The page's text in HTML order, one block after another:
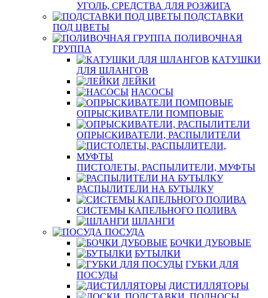
УГОЛЬ, СРЕДСТВА ДЛЯ РОЗЖИГА
ПОДСТАВКИ
ПОД ЦВЕТЫ
ПОЛИВОЧНАЯ
ГРУППА
КАТУШКИ
ДЛЯ ШЛАНГОВ
ЛЕЙКИ
НАСОСЫ
ОПРЫСКИВАТЕЛИ ПОМПОВЫЕ
ОПРЫСКИВАТЕЛИ, РАСПЫЛИТЕЛИ
ПИСТОЛЕТЫ, РАСПЫЛИТЕЛИ, МУФТЫ
РАСПЫЛИТЕЛИ НА БУТЫЛКУ
СИСТЕМЫ КАПЕЛЬНОГО ПОЛИВА
ШЛАНГИ
ПОСУДА
БОЧКИ ДУБОВЫЕ
БУТЫЛКИ
ГУБКИ ДЛЯ
ПОСУДЫ
ДИСТИЛЛЯТОРЫ